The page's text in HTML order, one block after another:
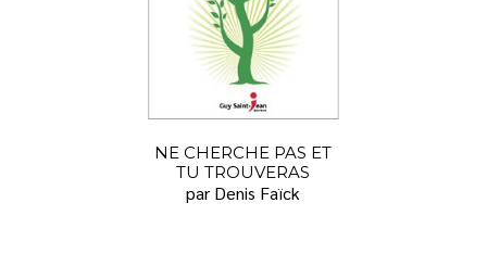
NE CHERCHE PAS ET
TU TROUVERAS
par Denis Faïck